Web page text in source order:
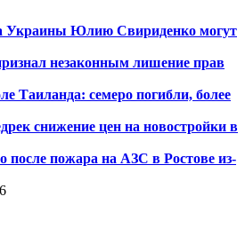
Украины Юлию Свириденко могут
незаконным лишение прав
Таиланда: семеро погибли, более
снижение цен на новостройки в
после пожара на АЗС в Ростове из-